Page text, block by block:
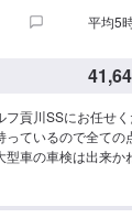
平均5
フ貢川SSにお任せ
っているので全て
型車の車検は出来